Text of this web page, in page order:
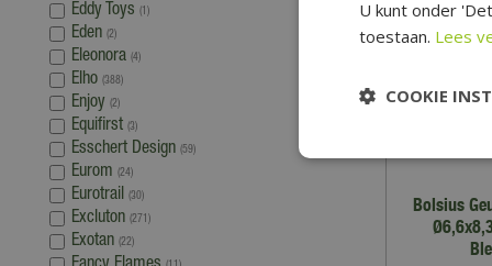
Bolsius
Eddy Toys
Eden (2)
Eleonora (4)
Elho (388)
Enjoy (2)
Equifirst (3)
Esschert Design (59)
Eurom (24)
Eurotrail (30)
Excluton (271)
Exotan (22)
U kunt onder
toestaan. Lees
COOKIE